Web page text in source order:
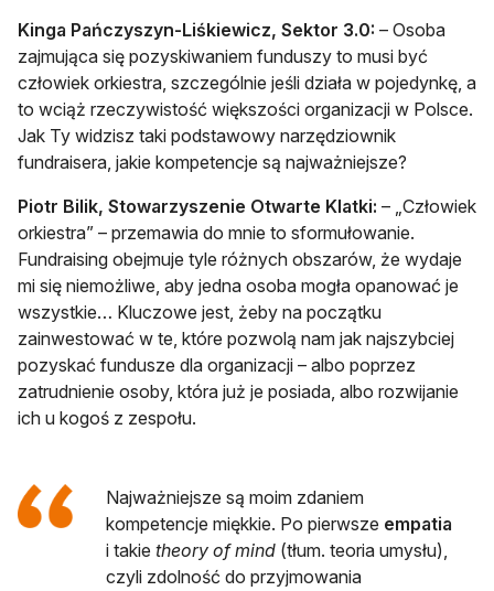
Kinga Pańczyszyn-Liśkiewicz, Sektor 3.0: – Osoba
zajmująca się pozyskiwaniem funduszy to musi być
człowiek orkiestra, szczególnie jeśli działa w pojedynkę, a
to wciąż rzeczywistość większości organizacji w Polsce.
Jak Ty widzisz taki podstawowy narzędziownik
fundraisera, jakie kompetencje są najważniejsze?
Piotr Bilik, Stowarzyszenie Otwarte Klatki: – „Człowiek
orkiestra” – przemawia do mnie to sformułowanie.
Fundraising obejmuje tyle różnych obszarów, że wydaje
mi się niemożliwe, aby jedna osoba mogła opanować je
wszystkie… Kluczowe jest, żeby na początku
zainwestować w te, które pozwolą nam jak najszybciej
pozyskać fundusze dla organizacji – albo poprzez
zatrudnienie osoby, która już je posiada, albo rozwijanie
ich u kogoś z zespołu.
Najważniejsze są moim zdaniem
kompetencje miękkie. Po pierwsze empatia
i takie theory of mind (tłum. teoria umysłu),
czyli zdolność do przyjmowania